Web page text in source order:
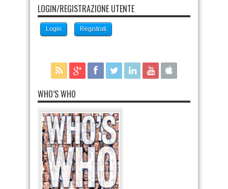
LOGIN/REGISTRAZIONE UTENTE
Login Registrati
WHO’S WHO